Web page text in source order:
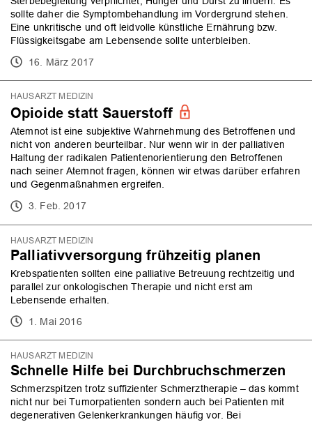
sollte daher die Symptombehandlung im Vordergrund stehen.
Eine unkritische und oft leidvolle künstliche Ernährung bzw.
Flüssigkeitsgabe am Lebensende sollte unterbleiben.
16. März 2017
HAUSARZT MEDIZIN
Opioide statt Sauerstoff
Atemnot ist eine subjektive Wahrnehmung des Betroffenen und
nicht von anderen beurteilbar. Nur wenn wir in der palliativen
Haltung der radikalen Patientenorientierung den Betroffenen
nach seiner Atemnot fragen, können wir etwas darüber erfahren
und Gegenmaßnahmen ergreifen.
3. Feb. 2017
HAUSARZT MEDIZIN
Palliativversorgung frühzeitig planen
Krebspatienten sollten eine palliative Betreuung rechtzeitig und
parallel zur onkologischen Therapie und nicht erst am
Lebensende erhalten.
1. Mai 2016
HAUSARZT MEDIZIN
Schnelle Hilfe bei Durchbruchschmerzen
Schmerzspitzen trotz suffizienter Schmerztherapie – das kommt
nicht nur bei Tumorpatienten sondern auch bei Patienten mit
degenerativen Gelenkerkrankungen häufig vor. Bei